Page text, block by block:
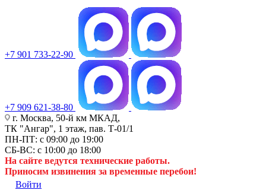
+7 901 733-22-90
+7 909 621-38-80
г. Москва, 50-й км МКАД,
ТК "Ангар", 1 этаж, пав. Т-01/1
ПН-ПТ: с 09:00 до 19:00
СБ-ВС: с 10:00 до 18:00
На сайте ведутся технические работы.
Приносим извинения за временные перебои!
Войти